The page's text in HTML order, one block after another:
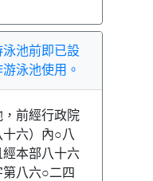
池前即已設
泳池使用。
前經行政院
六）內○八
本部八十六
八六○二四